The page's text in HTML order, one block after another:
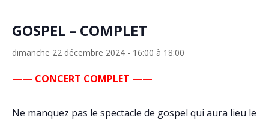
GOSPEL – COMPLET
dimanche 22 décembre 2024 - 16:00 à 18:00
—— CONCERT COMPLET ——
Ne manquez pas le spectacle de gospel qui aura lieu le